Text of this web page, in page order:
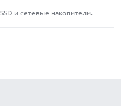
и сетевые накопители.